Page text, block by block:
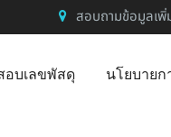
สอบถามข้อมูลเ
อบเลขพัสดุ นโยบายก